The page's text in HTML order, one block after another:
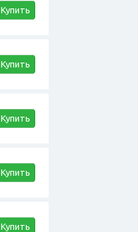
Купить
Купить
Купить
Купить
Купить